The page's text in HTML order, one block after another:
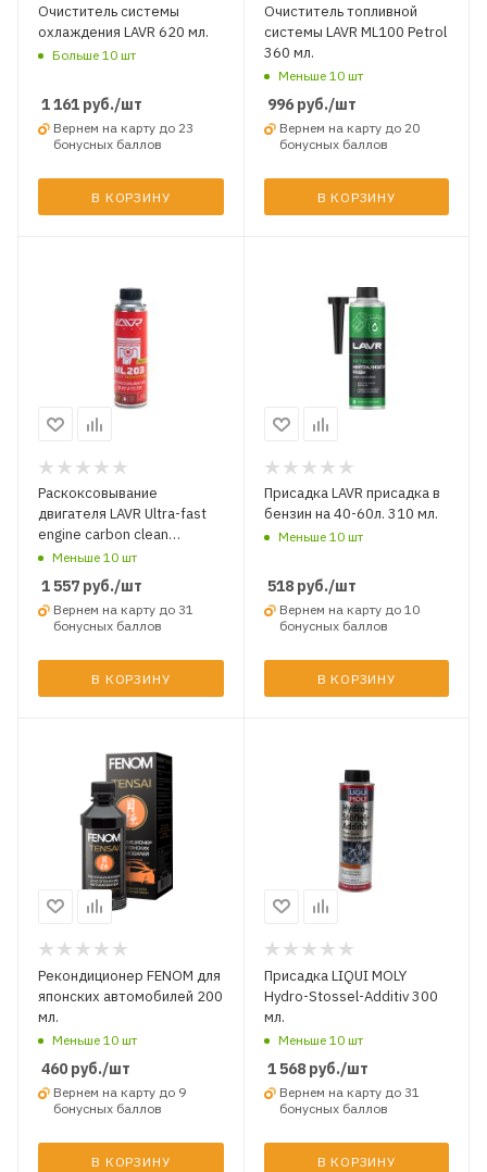
Очиститель системы
охлаждения LAVR 620 мл.
Больше 10 шт
1 161 руб./шт
Вернем на карту до 23
бонусных баллов
В КОРЗИНУ
Очиститель топливной
системы LAVR ML100 Petrol
360 мл.
Меньше 10 шт
996руб./шт
Вернем на карту до 20
бонусных баллов
В КОРЗИНУ
Раскоксовывание
двигателя LAVR Ultra-fast
engine carbon clean
NOVATOR 320 мл.
Меньше 10 шт
1 557 руб./шт
Вернем на карту до 31
бонусных баллов
В КОРЗИНУ
Присадка LAVR присадка в
бензин на 40-60л. 310 мл.
Меньше 10 шт
518руб./шт
Вернем на карту до 10
бонусных баллов
В КОРЗИНУ
Рекондиционер FENOM для
японских автомобилей 200
мл.
Меньше 10 шт
460 руб./шт
Вернем на карту до 9
бонусных баллов
В КОРЗИНУ
Присадка LIQUI MOLY
Hydro-Stossel-Additiv 300
мл.
Меньше 10 шт
1 568руб./шт
Вернем на карту до 31
бонусных баллов
В КОРЗИНУ